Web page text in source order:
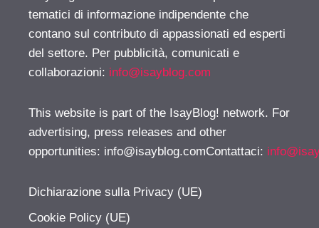
tematici di informazione indipendente che
contano sul contributo di appassionati ed esperti
del settore. Per pubblicità, comunicati e
collaborazioni: info@isayblog.com
This website is part of the IsayBlog! network. For
advertising, press releases and other
opportunities: info@isayblog.comContattaci:
Dichiarazione sulla Privacy (UE)
Cookie Policy (UE)